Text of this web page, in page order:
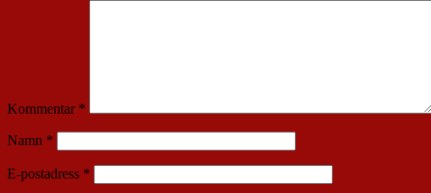
Kommentar *
Namn *
E-postadress *